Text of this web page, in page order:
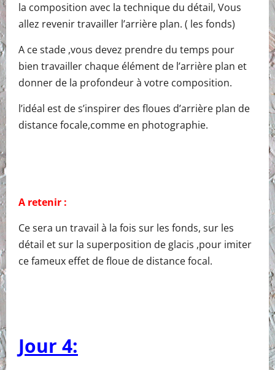
la composition avec la technique du détail, Vous
allez revenir travailler l’arrière plan. ( les fonds)
A ce stade ,vous devez prendre du temps pour
bien travailler chaque élément de l’arrière plan et
donner de la profondeur à votre composition.
l’idéal est de s’inspirer des floues d’arrière plan de
distance focale,comme en photographie.
A retenir :
Ce sera un travail à la fois sur les fonds, sur les
détail et sur la superposition de glacis ,pour imiter
ce fameux effet de floue de distance focal.
Jour 4: